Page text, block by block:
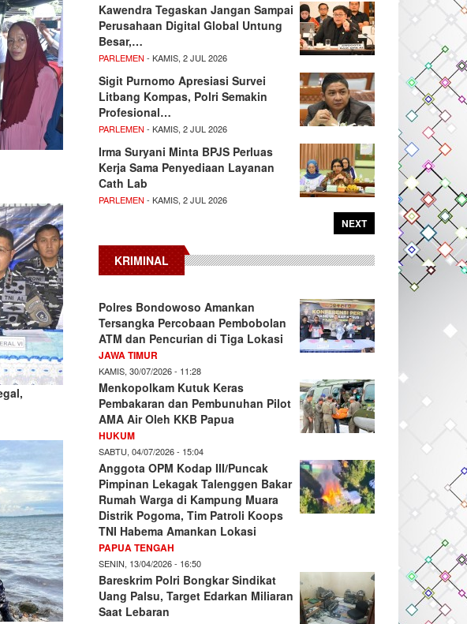
Kawendra Tegaskan Jangan Sampai
Perusahaan Digital Global Untung
Besar,…
PARLEMEN - KAMIS, 2 JUL 2026
Sigit Purnomo Apresiasi Survei
Litbang Kompas, Polri Semakin
Profesional…
PARLEMEN - KAMIS, 2 JUL 2026
Irma Suryani Minta BPJS Perluas
Kerja Sama Penyediaan Layanan
Cath Lab
PARLEMEN - KAMIS, 2 JUL 2026
NEXT
KRIMINAL
Polres Bondowoso Amankan
Tersangka Percobaan Pembobolan
ATM dan Pencurian di Tiga Lokasi
JAWA TIMUR
KAMIS, 30/07/2026 - 11:28
Menkopolkam Kutuk Keras
Pembakaran dan Pembunuhan Pilot
AMA Air Oleh KKB Papua
HUKUM
SABTU, 04/07/2026 - 15:04
Anggota OPM Kodap III/Puncak
Pimpinan Lekagak Talenggen Bakar
Rumah Warga di Kampung Muara
Distrik Pogoma, Tim Patroli Koops
TNI Habema Amankan Lokasi
PAPUA TENGAH
SENIN, 13/04/2026 - 16:50
Bareskrim Polri Bongkar Sindikat
Uang Palsu, Target Edarkan Miliaran
Saat Lebaran